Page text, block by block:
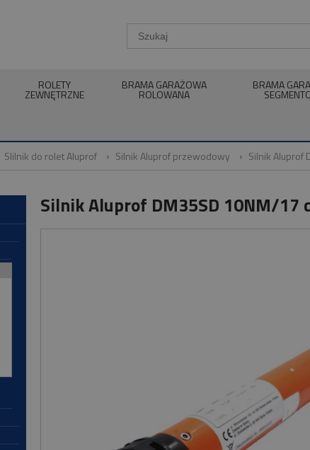
ROLETY
ZEWNĘTRZNE
BRAMA GARAŻOWA
ROLOWANA
BRAMA
SIilnik do rolet Aluprof Silnik Aluprof przewodowy Silnik Aluprof
Silnik Aluprof DM35SD 10NM/17